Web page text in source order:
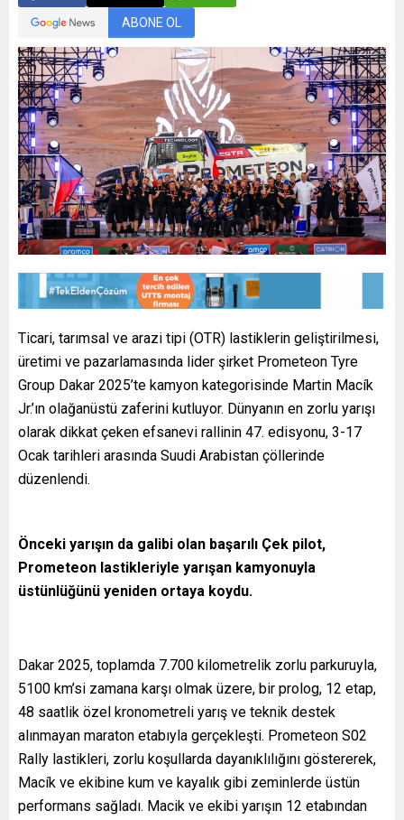
ABONE OL
Ticari, tarımsal ve arazi tipi (OTR) lastiklerin geliştirilmesi,
üretimi ve pazarlamasında lider şirket Prometeon Tyre
Group Dakar 2025’te kamyon kategorisinde Martin Macík
Jr.’ın olağanüstü zaferini kutluyor. Dünyanın en zorlu yarışı
olarak dikkat çeken efsanevi rallinin 47. edisyonu, 3-17
Ocak tarihleri arasında Suudi Arabistan çöllerinde
düzenlendi.
Önceki yarışın da galibi olan başarılı Çek pilot,
Prometeon lastikleriyle yarışan kamyonuyla
üstünlüğünü yeniden ortaya koydu.
Dakar 2025, toplamda 7.700 kilometrelik zorlu parkuruyla,
5100 km’si zamana karşı olmak üzere, bir prolog, 12 etap,
48 saatlik özel kronometreli yarış ve teknik destek
alınmayan maraton etabıyla gerçekleşti. Prometeon S02
Rally lastikleri, zorlu koşullarda dayanıklılığını göstererek,
Macík ve ekibine kum ve kayalık gibi zeminlerde üstün
performans sağladı. Macik ve ekibi yarışın 12 etabından